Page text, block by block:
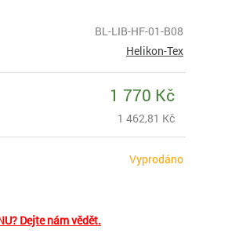
BL-LIB-HF-01-B08
Helikon-Tex
1 770 Kč
1 462,81 Kč
Vyprodáno
Dejte nám vědět.